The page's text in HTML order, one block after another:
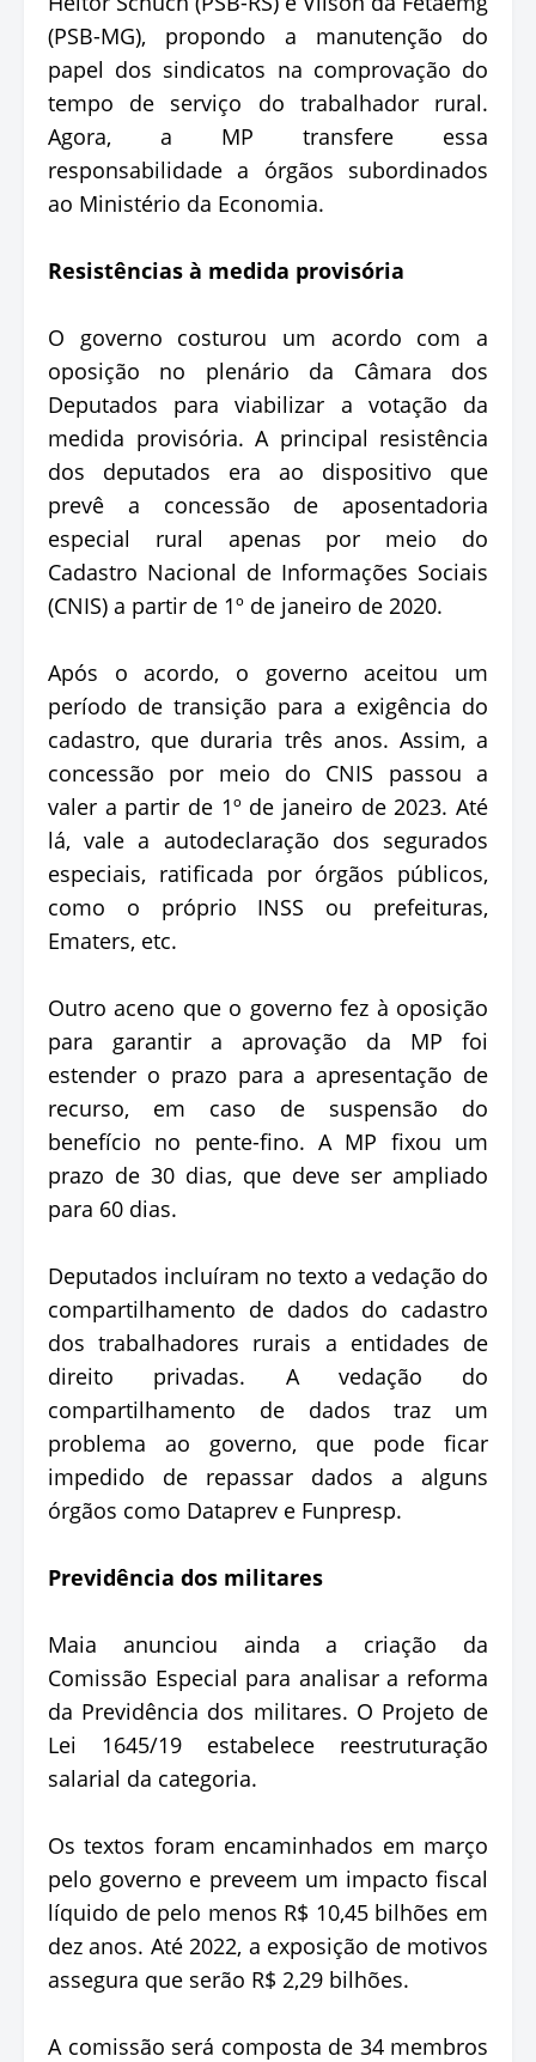
(PSB-MG), propondo a manutenção do
papel dos sindicatos na comprovação do
tempo de serviço do trabalhador rural.
Agora, a MP transfere essa
responsabilidade a órgãos subordinados
ao Ministério da Economia.
Resistências à medida provisória
O governo costurou um acordo com a
oposição no plenário da Câmara dos
Deputados para viabilizar a votação da
medida provisória. A principal resistência
dos deputados era ao dispositivo que
prevê a concessão de aposentadoria
especial rural apenas por meio do
Cadastro Nacional de Informações Sociais
(CNIS) a partir de 1º de janeiro de 2020.
Após o acordo, o governo aceitou um
período de transição para a exigência do
cadastro, que duraria três anos. Assim, a
concessão por meio do CNIS passou a
valer a partir de 1º de janeiro de 2023. Até
lá, vale a autodeclaração dos segurados
especiais, ratificada por órgãos públicos,
como o próprio INSS ou prefeituras,
Ematers, etc.
Outro aceno que o governo fez à oposição
para garantir a aprovação da MP foi
estender o prazo para a apresentação de
recurso, em caso de suspensão do
benefício no pente-fino. A MP fixou um
prazo de 30 dias, que deve ser ampliado
para 60 dias.
Deputados incluíram no texto a vedação do
compartilhamento de dados do cadastro
dos trabalhadores rurais a entidades de
direito privadas. A vedação do
compartilhamento de dados traz um
problema ao governo, que pode ficar
impedido de repassar dados a alguns
órgãos como Dataprev e Funpresp.
Previdência dos militares
Maia anunciou ainda a criação da
Comissão Especial para analisar a reforma
da Previdência dos militares. O Projeto de
Lei 1645/19 estabelece reestruturação
salarial da categoria.
Os textos foram encaminhados em março
pelo governo e preveem um impacto fiscal
líquido de pelo menos R$ 10,45 bilhões em
dez anos. Até 2022, a exposição de motivos
assegura que serão R$ 2,29 bilhões.
A comissão será composta de 34 membros